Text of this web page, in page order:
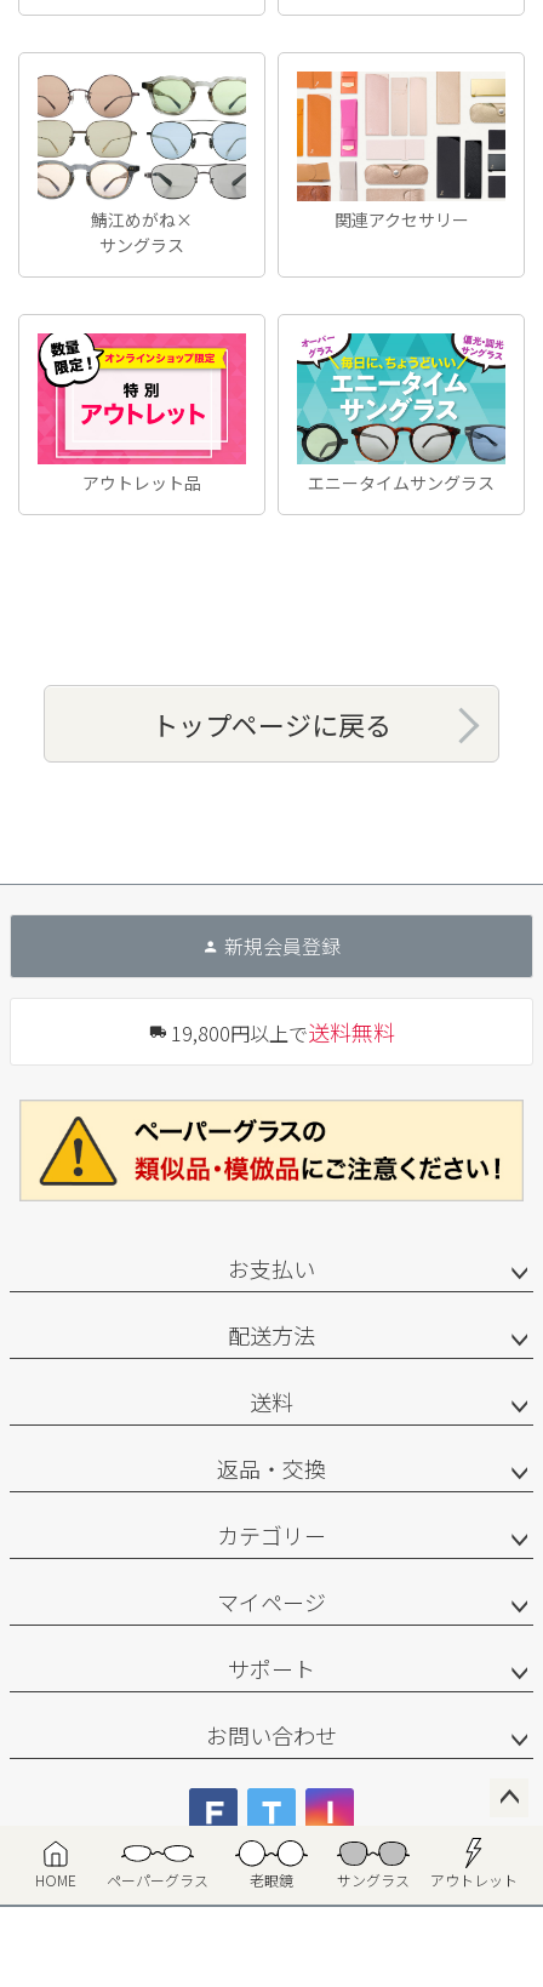
HOME ペーパーグラス 老眼鏡 サングラス アウトレット
鯖江めがね×
サングラス
関連アクセサリー
アウトレット品 エニータイムサングラス
トップページに戻る
ジト
ップ
新規会員登録
19,800円以上で送料無料
お支払い
配送方法
送料
返品・交換
カテゴリー
マイページ
サポート
お問い合わせ
会社概要